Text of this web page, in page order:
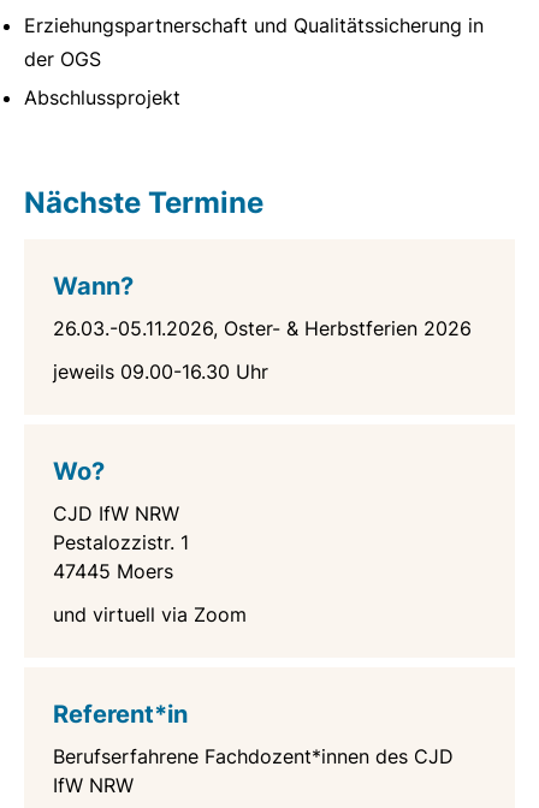
Erziehungspartnerschaft und Qualitätssicherung in
der OGS
Abschlussprojekt
Nächste Termine
Wann?
26.03.-05.11.2026, Oster- & Herbstferien 2026
jeweils 09.00-16.30 Uhr
Wo?
CJD IfW NRW
Pestalozzistr. 1
47445 Moers
und virtuell via Zoom
Referent*in
Berufserfahrene Fachdozent*innen des CJD
IfW NRW